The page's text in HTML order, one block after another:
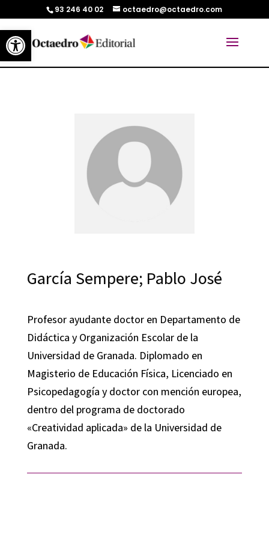
Abrir barra de herramientas
93 246 40 02 octaedro@octaedro.com
García Sempere; Pablo José
Profesor ayudante doctor en Departamento de
Didáctica y Organización Escolar de la
Universidad de Granada. Diplomado en
Magisterio de Educación Física, Licenciado en
Psicopedagogía y doctor con mención europea,
dentro del programa de doctorado
«Creatividad aplicada» de la Universidad de
Granada.